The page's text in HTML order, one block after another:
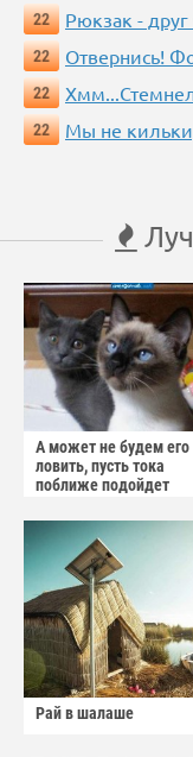
22
Рюкзак -
22
Отвернись!
22
22
Мы не
А может не будем его
ловить, пусть тока
поближе подойдет
Рай в шалаше